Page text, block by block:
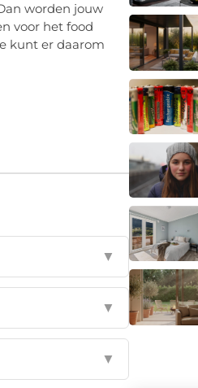
worden jouw
voor het food
kunt er daarom
▼
▼
▼